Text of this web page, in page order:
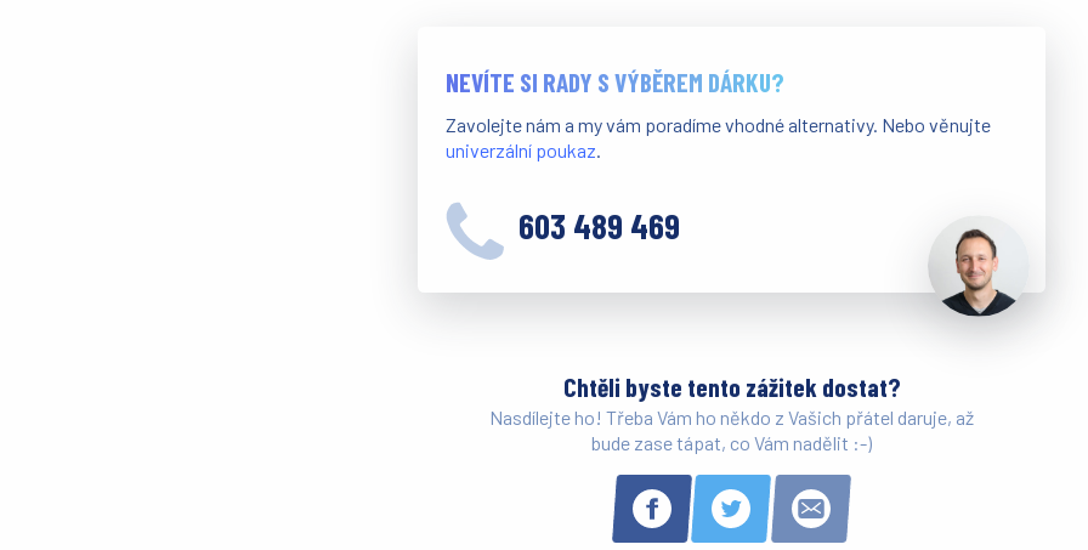
NEVÍTE SI RADY S VÝBĚREM DÁRKU?
Zavolejte nám a my vám poradíme vhodné alternativy. Nebo věnujte
univerzální poukaz.
603 489 469
Chtěli byste tento zážitek dostat?
Nasdílejte ho! Třeba Vám ho někdo z Vašich přátel daruje, až
bude zase tápat, co Vám nadělit :-)